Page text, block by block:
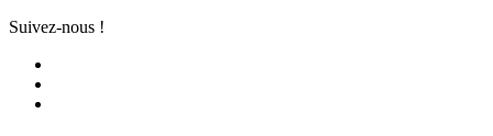
Suivez-nous !